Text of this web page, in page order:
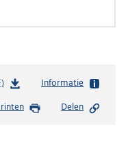
b
s
Informatie
Delen